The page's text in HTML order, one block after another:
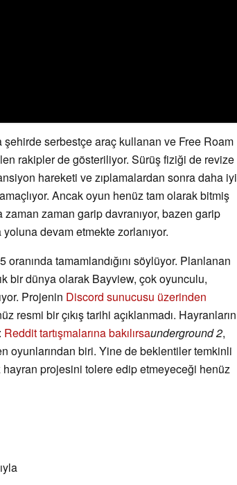
şehirde serbestçe araç kullanan ve Free Roam
rakipler de gösteriliyor. Sürüş fiziği de revize
hareketi ve zıplamalardan sonra daha iyi
Ancak oyun henüz tam olarak bitmiş
zaman garip davranıyor, bazen garip
devam etmekte zorlanıyor.
tamamlandığını söylüyor. Planlanan
bir dünya olarak Bayview, çok oyunculu,
Projenin Discord sunucusu üzerinden
resmi bir çıkış tarihi açıklanmadı. Hayranların
Reddit tartışmalarına bakılırsaunderground 2,
oyunlarından biri. Yine de beklentiler temkinli
projesini tolere edip etmeyeceği henüz